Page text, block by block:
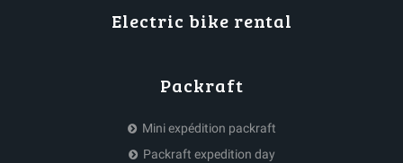
Electric bike rental
Packraft
Mini expédition packraft
Packraft expedition day